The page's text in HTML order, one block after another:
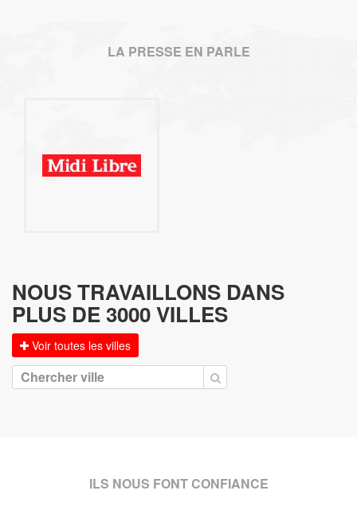
LA PRESSE EN PARLE
NOUS TRAVAILLONS DANS
PLUS DE 3000 VILLES
Voir toutes les villes
ILS NOUS FONT CONFIANCE